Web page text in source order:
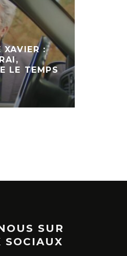
XAVIER :
LE TEMPS
SUR
SOCIAUX